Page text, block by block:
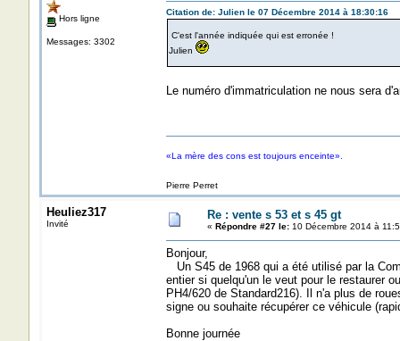
Hors ligne
Messages: 3302
Citation de: Julien le 07 Décembre 2014 à 18:30:16
C'est l'année indiquée qui est erronée !
Julien
Le numéro d'immatriculation ne nous sera
«La mère des cons est toujours enceinte».
Pierre Perret
Heuliez317
Invité
Re : vente s 53 et s 45 gt
« Répondre #27 le:10 Décembre 2014 à
Bonjour,
Un S45 de 1968 qui a été utilisé par la
entier si quelqu'un le veut pour le restaurer
PH4/620 de Standard216). Il n'a plus de
signe ou souhaite récupérer ce véhicule
Bonne journée